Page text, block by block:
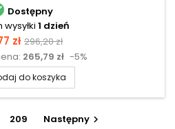
Dostępny
wysyłki 1 dzień
zł Cena
podstawowa
296,20 zł
265,79 zł -5%
do koszyka
209 Następny 